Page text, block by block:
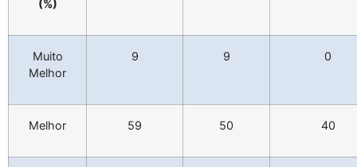
(%)
Muito
Melhor
9 9 0
Melhor 59 50 40